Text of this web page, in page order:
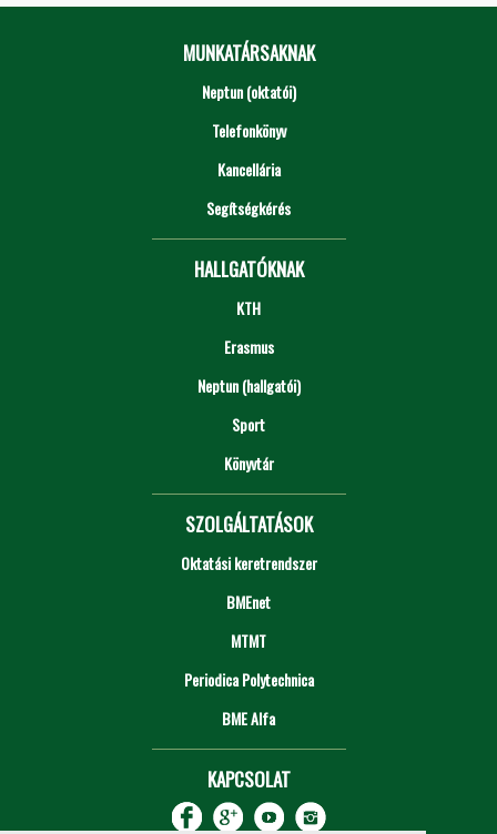
MUNKATÁRSAKNAK
Neptun (oktatói)
Telefonkönyv
Kancellária
Segítségkérés
HALLGATÓKNAK
KTH
Erasmus
Neptun (hallgatói)
Sport
Könyvtár
SZOLGÁLTATÁSOK
Oktatási keretrendszer
BMEnet
MTMT
Periodica Polytechnica
BME Alfa
KAPCSOLAT